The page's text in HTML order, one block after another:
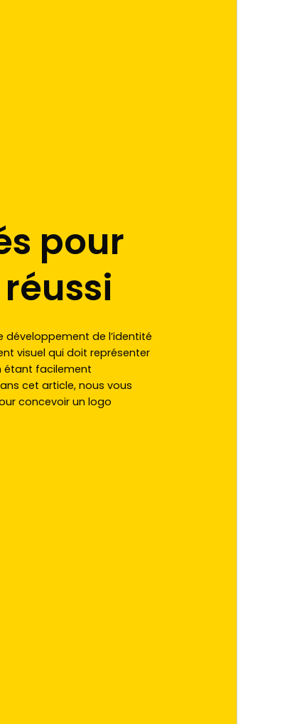
pour
développement de l’identité
visuel qui doit représenter
étant facilement
cet article, nous vous
concevoir un logo